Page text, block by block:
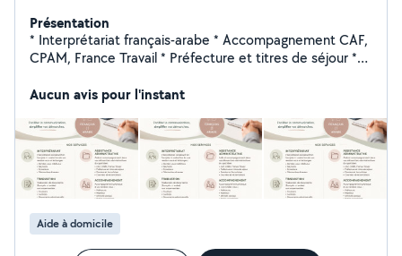
Présentation
* Interprétariat français-arabe * Accompagnement CAF,
CPAM, France Travail * Préfecture et titres de séjour *
de langue * Aide aux démarches administratives *
Accompagnement | compagnie | aide aux repas à
domicile (seniors)
Aucun avis pour l'instant
Aide à domicile